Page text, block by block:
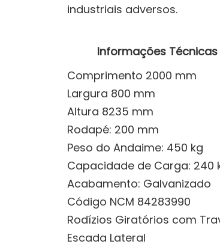
industriais adversos.
Informações
Comprimento 2000 mm
Largura 800 mm
Altura 8235 mm
Rodapé: 200 mm
Peso do Andaime: 450 kg
Capacidade de Carga: 240
Acabamento: Galvanizado
Código NCM 84283990
Rodízios Giratórios com
Escada Lateral